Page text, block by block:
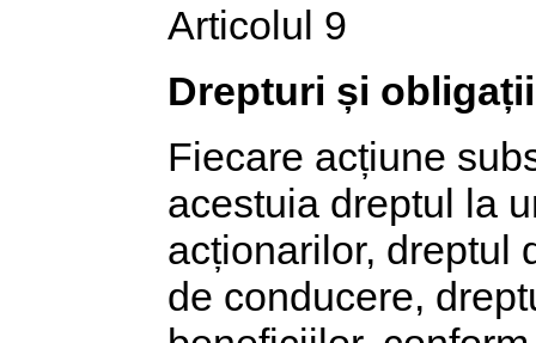
Articolul 9
Drepturi și
Fiecare acțiune
acestuia dreptul la
acționarilor, dreptul
de conducere,